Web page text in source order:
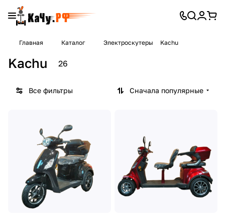
Главная Каталог Электроскутеры Kachu
Kachu 26
Все фильтры Сначала популярные